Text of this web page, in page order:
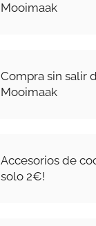
Mooimaak
Compra sin salir
Mooimaak
Accesorios de
solo 2€!